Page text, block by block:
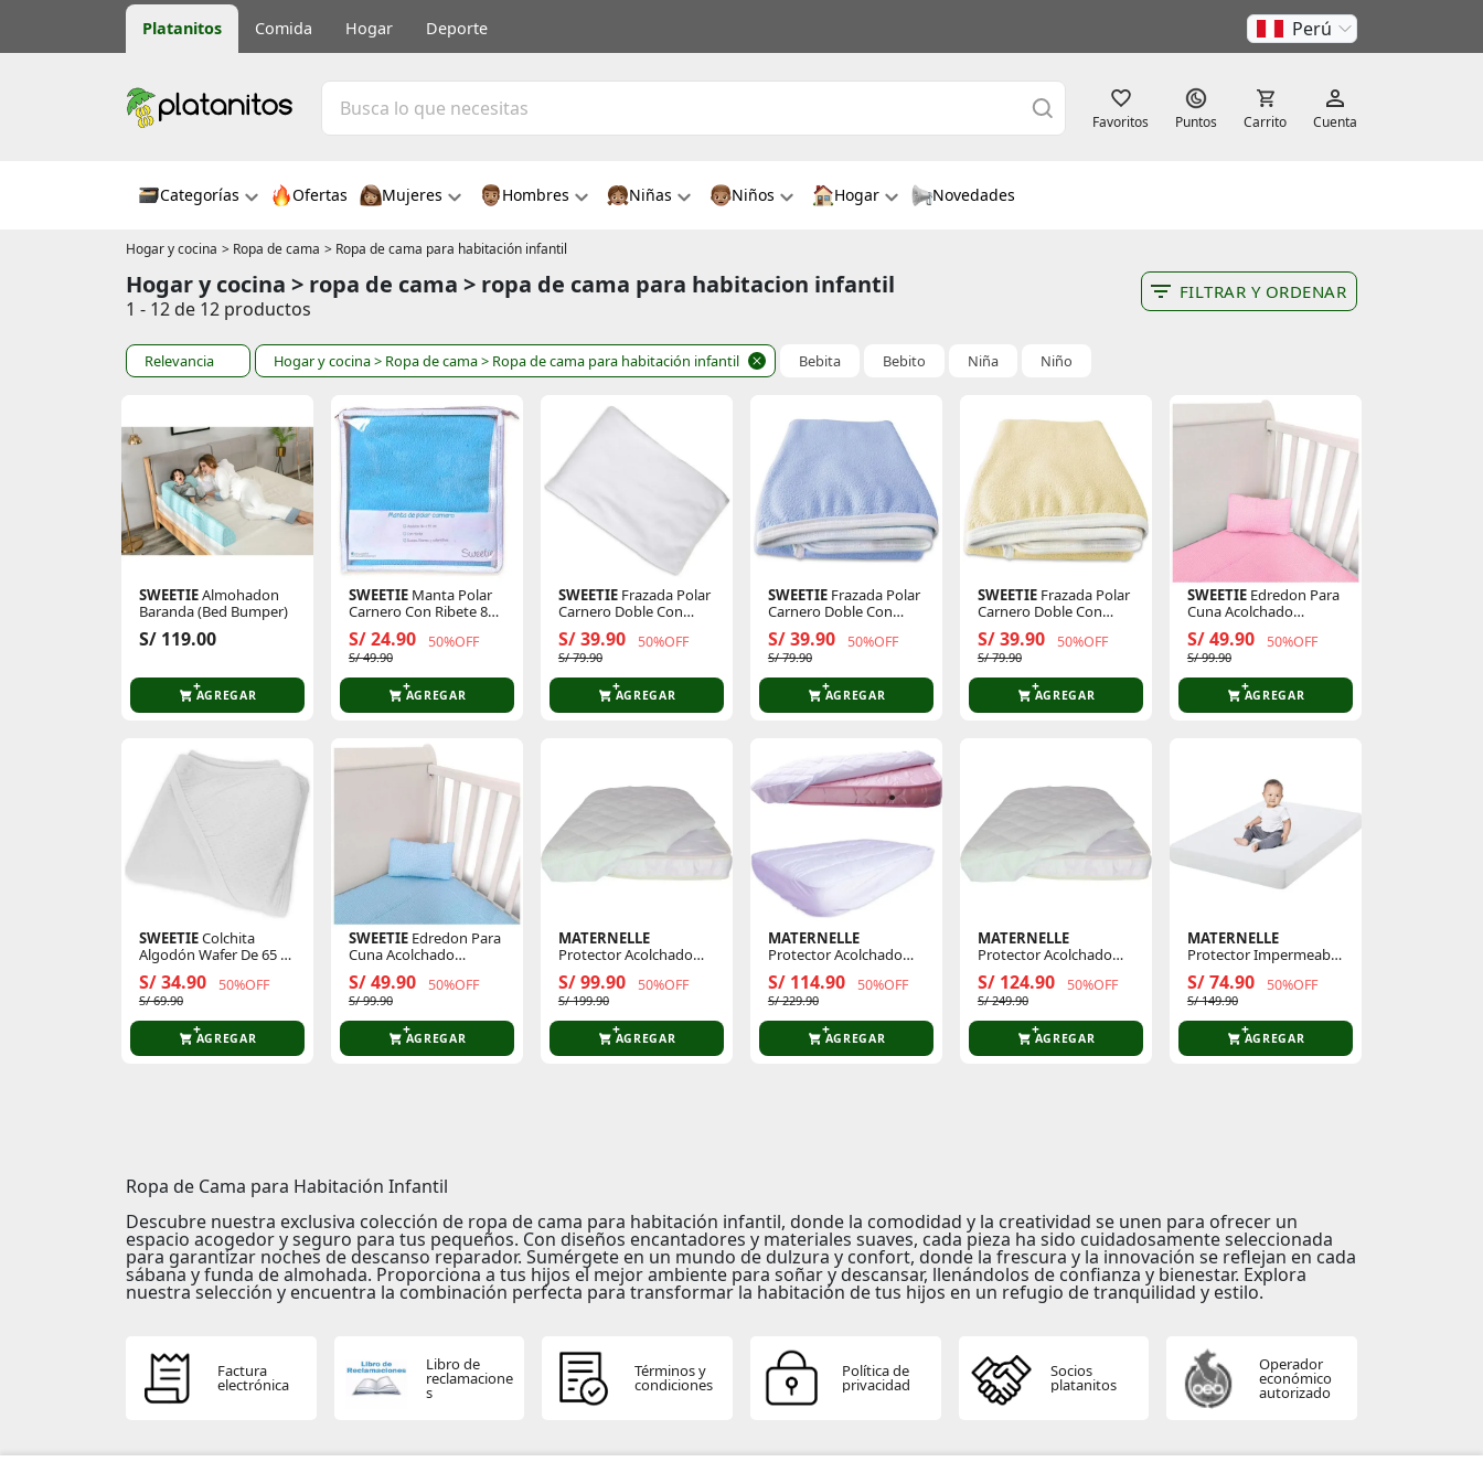
Platanitos Comida Hogar Deporte Perú
Favoritos Puntos Carrito Cuenta
Categorías Ofertas Mujeres Hombres Niñas Niños Hogar Novedades
Hogar y cocina > Ropa de cama > Ropa de cama para habitación infantil
Hogar y cocina > ropa de cama > ropa de cama para habitacion infantil
1 - 12 de 12 productos
FILTRAR Y ORDENAR
Relevancia Hogar y cocina> Ropa de cama> Ropa de cama para habitación infantil Bebita Bebito Niña Niño
SWEETIEAlmohadon
Baranda (Bed Bumper)
S/ 119.00
AGREGAR
SWEETIEManta Polar
Carnero Con Ribete 84
X 95 Cm
S/ 24.90 50%OFF
S/ 49.90
AGREGAR
SWEETIEFrazada Polar
Carnero Doble Con
Ribete 116 X 90 Cm
S/ 39.90 50%OFF
S/ 79.90
AGREGAR
SWEETIEFrazada Polar
Carnero Doble Con
Ribete 116 X 90 Cm
S/ 39.90 50%OFF
S/ 79.90
AGREGAR
SWEETIEFrazada Polar
Carnero Doble Con
Ribete 116 X 90 Cm
S/ 39.90 50%OFF
S/ 79.90
AGREGAR
SWEETIEEdredon Para
Cuna Acolchado
112x140cm C/
Almohada
S/ 49.90 50%OFF
S/ 99.90
AGREGAR
SWEETIEColchita
Algodón Wafer De 65 X
80 Cm Con Capucha
S/ 34.90 50%OFF
S/ 69.90
AGREGAR
SWEETIEEdredon Para
Cuna Acolchado
112x140cm C/
Almohada
S/ 49.90 50%OFF
S/ 99.90
AGREGAR
MATERNELLE
Protector Acolchado
Impermeable Para Pack
And Play
S/ 99.90 50%OFF
S/ 199.90
AGREGAR
MATERNELLE
Protector Acolchado
Impermeable Para
Colchón Cuna
S/ 114.90 50%OFF
S/ 229.90
AGREGAR
MATERNELLE
Protector Acolchado
Impermeable Para
Cama Cuna
S/ 124.90 50%OFF
S/ 249.90
AGREGAR
MATERNELLE
Protector Impermeabe
Para Colchón Cuna
S/ 74.90 50%OFF
S/ 149.90
AGREGAR
Ropa de Cama para Habitación Infantil
Descubre nuestra exclusiva colección de ropa de cama para habitación infantil, donde la comodidad y la creatividad se unen para ofrecer un
espacio acogedor y seguro para tus pequeños. Con diseños encantadores y materiales suaves, cada pieza ha sido cuidadosamente seleccionada
para garantizar noches de descanso reparador. Sumérgete en un mundo de dulzura y confort, donde la frescura y la innovación se reflejan en cada
sábana y funda de almohada. Proporciona a tus hijos el mejor ambiente para soñar y descansar, llenándolos de confianza y bienestar. Explora
nuestra selección y encuentra la combinación perfecta para transformar la habitación de tus hijos en un refugio de tranquilidad y estilo.
Factura
electrónica
Libro de
reclamacione
s
Términos y
condiciones
Política de
privacidad
Socios
platanitos
Operador
económico
autorizado